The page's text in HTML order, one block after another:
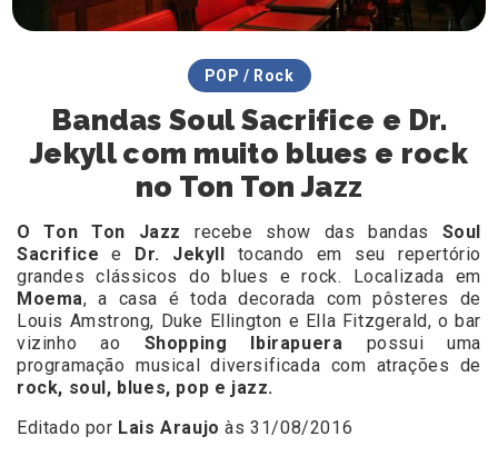
POP / Rock
Bandas Soul Sacrifice e Dr.
Jekyll com muito blues e rock
no Ton Ton Jazz
O Ton Ton Jazz recebe show das bandas Soul
Sacrificee Dr. Jekyll
tocando em seu repertório
grandes clássicos do blues e rock. Localizada em
Moema, a casa é toda decorada com pôsteres de
Louis Amstrong, Duke Ellington e Ella Fitzgerald, o bar
vizinho ao Shopping Ibirapuera possui uma
programação musical diversificada com atrações de
rock, soul, blues, pop e jazz.
Editado por Lais Araujo às 31/08/2016